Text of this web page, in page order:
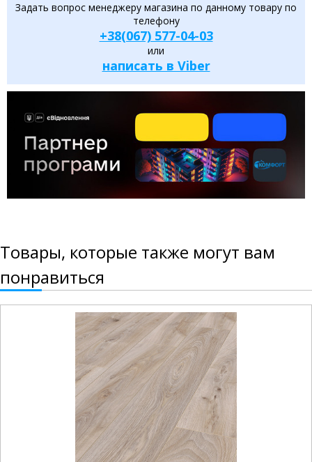
Задать вопрос менеджеру магазина по данному товару по
телефону
+38(067) 577-04-03
или
написать в Viber
Товары, которые также могут вам
понравиться